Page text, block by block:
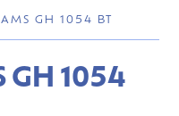
GH 1054 BT
GH 1054